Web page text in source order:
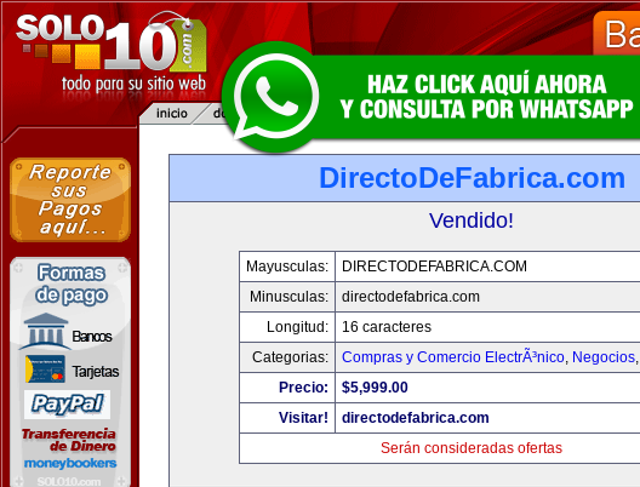
DirectoDeFabrica.com
Vendido!
Mayusculas:
DIRECTODEFABRICA.COM
Minusculas:
directodefabrica.com
Longitud:
16 caracteres
Categorias:
Compras y Comercio ElectrÃ³nico, Negocios,
Precio:
$5,999.00
Visitar!
directodefabrica.com
Serán consideradas ofertas